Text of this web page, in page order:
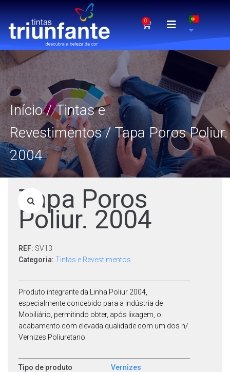
0
Início/Tintas e
Revestimentos/ Tapa Poros Poliur.
2004
Tapa Poros
Poliur. 2004
REF: SV13
Categoria: Tintas e Revestimentos
Produto integrante da Linha Poliur 2004,
especialmente concebido para a Indústria de
Mobiliário, permitindo obter, após lixagem, o
acabamento com elevada qualidade com um dos n/
Vernizes Poliuretano.
Tipo de produto Vernizes